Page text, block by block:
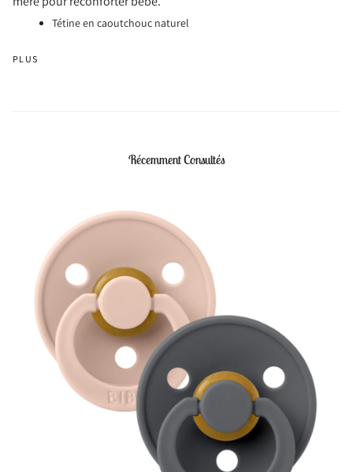
Tétine en caoutchouc naturel
PLUS
Récemment Consultés